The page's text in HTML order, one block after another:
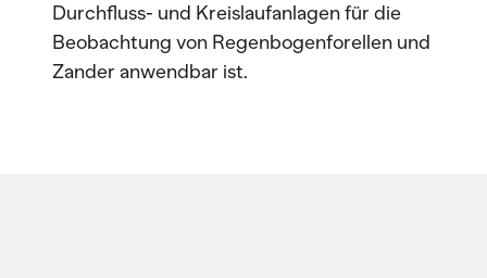
Durchfluss- und Kreislaufanlagen für die
Beobachtung von Regenbogenforellen und
Zander anwendbar ist.